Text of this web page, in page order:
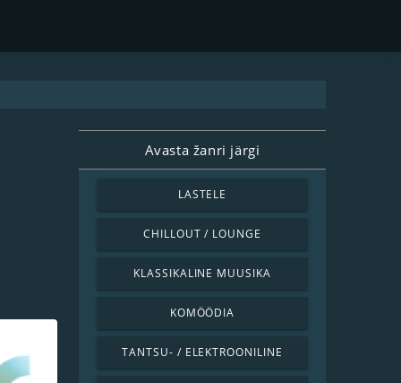
Avasta žanri järgi
LASTELE
CHILLOUT / LOUNGE
KLASSIKALINE MUUSIKA
KOMÖÖDIA
TANTSU- / ELEKTROONILINE